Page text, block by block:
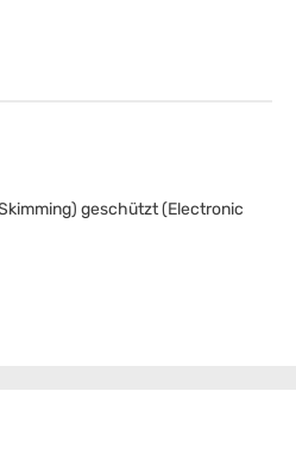
geschützt (Electronic